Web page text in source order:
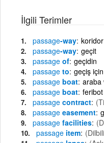
İlgili Terimler
passage-way koridor
passage-way geçit
passage of geçidin
passage to geçiş için
passage boat araba
passage boat feribot
passage contract
passage easement
passage facilities
passage item